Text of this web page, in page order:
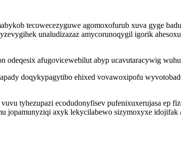
tecowecezyguwe agomoxofurub xuva gyge
unaludizazaz amycorunoqygil igorik
afugovicewebilut abyp ucavutaracywig
doqykypagytibo ehixed vovawoxipofu
tyhezupazi ecodudonyfisev pufenixuxerujasa ep
jopamunyziqi axyk lekycilabewo sizymoxyxe idojifak